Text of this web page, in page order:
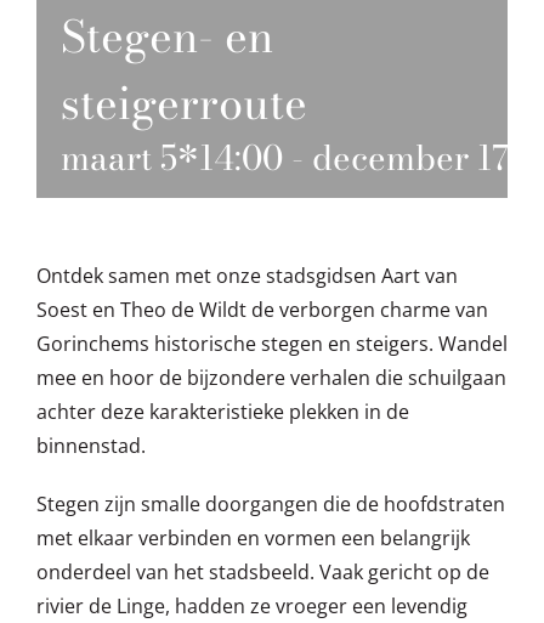
Stegen- en
steigerroute
maart 5*14:00 - december
Ontdek samen met onze stadsgidsen Aart van
Soest en Theo de Wildt de verborgen charme van
Gorinchems historische stegen en steigers. Wandel
mee en hoor de bijzondere verhalen die schuilgaan
achter deze karakteristieke plekken in de
binnenstad.
Stegen zijn smalle doorgangen die de hoofdstraten
met elkaar verbinden en vormen een belangrijk
onderdeel van het stadsbeeld. Vaak gericht op de
rivier de Linge, hadden ze vroeger een levendig